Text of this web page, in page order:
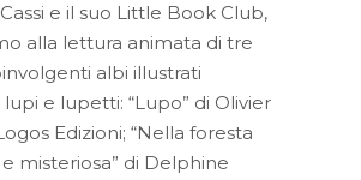
e il suo Little Book Club,
alla lettura animata di tre
albi illustrati
e lupetti: “Lupo” di Olivier
Edizioni; “Nella foresta
e misteriosa” di Delphine